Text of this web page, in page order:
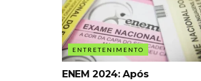
ENTRETENIMENTO
ENEM 2024: Após